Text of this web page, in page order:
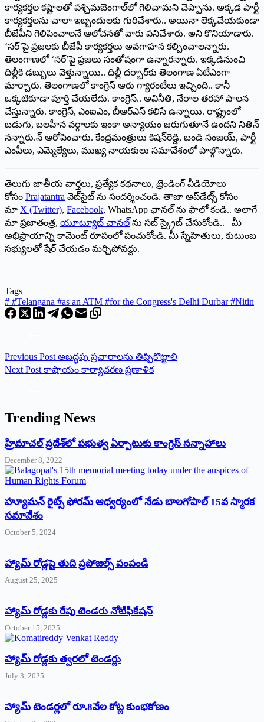
కార్యకర్తల కష్టాలతో పశ్చిమబెంగాల్‌లో గెలిచామని చెప్పాను. అక్కడ పార్టీ
కార్యకర్తలను చాలా ఇబ్బందులకు గురిచేశారు.. అయినా లెక్కచేయకుండా
బీజేపీని గెలిపించాలనే ఆలోచనతో వారు పనిచేశారు. అని కొనియాడారు.
‘సర్‌’పై ప్రజలకు బీజేపీ కార్యకర్తలు అవగాహన కల్పించాలన్నారు.
తెలంగాణలో ‘సర్‌’పై ప్రజలు సంతోషంగా ఉన్నారన్నారు. ఇక్కడినుంచి
దిల్లీకి డబ్బులు వెళ్తున్నాయి.. దిల్లీ దర్బార్‌కు తెలంగాణ ఏటీఎంగా
మార్చారు. తెలంగాణలో కాంగ్రెస్‌ ఆరు గ్యారంటీలు ఇచ్చింది.. కానీ
ఒక్కటికూడా పూర్తి చేయలేదు. కాంగ్రెస్‌.. అవినీతి, నేరాల తరహా పాలన
చేస్తున్నారు. కాంగ్రెస్‌, ఎంఐఎం, ‌బీఆర్‌ఎస్‌ ‌కలిసే ఉన్నాయి. రాష్ట్రంలో
బడుగు, బలహీన వర్గాలకు ఇంకా అన్యాయం జరుగుతూనే ఉందని నితిన్‌
‌నన్నారు.న్‌ ఆరోపించారు. కేంద్రమంత్రులు కిషన్‌రెడ్డి, బండి సంజయ్‌, ‌పార్టీ
ఎంపీలు, ఎమ్మెల్యేలు, ముఖ్య నాయకులు సమావేశంలో పాల్గొన్నారు.
తెలుగు జాతీయ వార్తలు, ప్రత్యేక కథనాలు, ట్రెండింగ్ వీడియోలు
కోసం Prajatantra వెబ్‌సైట్ ను సందర్శించండి. తాజా అప్‌డేట్స్ కోసం
మా X (Twitter), Facebook, WhatsApp ఛానల్ ను ఫాలో కండి.. అలాగే
మా ప్రజాతంత్ర, యూట్యూబ్ చానల్ ను సబ్ స్క్రైబ్ చేసుకోండి.. మీ
అభిప్రాయాన్ని కామెంట్ రూపంలో పంచుకోండి. మీ స్నేహితులు, కుటుంబ
సభ్యులతో షేర్ చేయడం మర్చిపోవద్దు.
Tags
# #Telangana #as an ATM #for the Congress's Delhi Durbar #Nitin
Previous Post అబ‌ద్ధ‌పు ప్రచారాలను తిప్పికొట్టాలి
Next Post కాషాయం కార్యాచ‌ర‌ణ ప్ర‌ణాళిక‌
Trending News
‌హ్రిమాచల్‌ ‌ప్రదేశ్‌లో పభుత్వ ఏర్పాటుకు కాంగ్రెస్‌ ‌సన్నాహాలు
December 8, 2022
హ్యూమన్‌ రైట్స్‌ ఫోరమ్‌ ఆధ్వర్యంలో నేడు బాలగోపాల్‌ 15వ స్మారక
సమావేశం
October 5, 2024
హ్యామ్‌ రోడ్లపై తుది ప్రపోజల్స్‌ పంపండి
August 25, 2025
హ్యామ్‌ రోడ్లకు రేపు టెండరు నోటిఫికేషన్‌
October 15, 2025
హ్యామ్‌ రోడ్లకు త్వరలో టెండర్లు
July 3, 2025
హ్యామ్‌ ‌టెండర్లలో రూ.8వేల కోట్ల కుంభకోణం